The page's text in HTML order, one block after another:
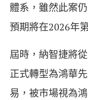
體系，雖然此案
預期將在2026年
屆時，納智捷將
正式轉型為鴻華
易，被市場視為